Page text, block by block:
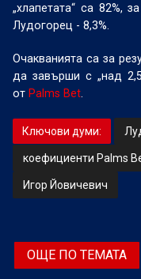
„хлапетата“ са 82%,
Лудогорец - 8,3%.
Очакванията са за
да завърши с „над
от Palms Bet
Ключови думи:
коефициенти Palms
Игор Йовичевич
ОЩЕ ПО ТЕМАТА